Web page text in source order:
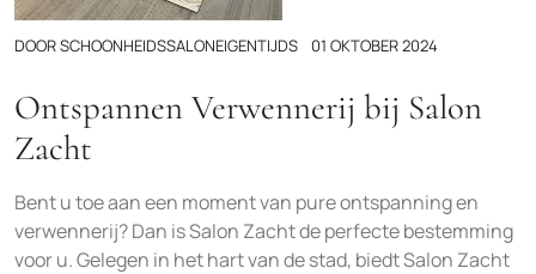
DOORSCHOONHEIDSSALONEIGENTIJDS 01 OKTOBER 2024
Ontspannen Verwennerij bij Salon
Zacht
Bent u toe aan een moment van pure ontspanning en
verwennerij? Dan is Salon Zacht de perfecte bestemming
voor u. Gelegen in het hart van de stad, biedt Salon Zacht